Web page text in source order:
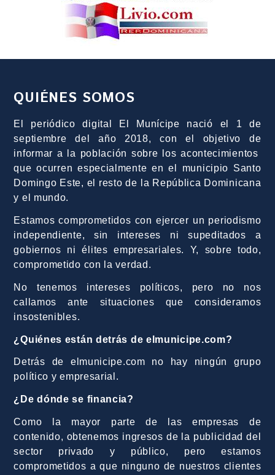
QUIÉNES SOMOS
El periódico digital El Munícipe nació el 1 de
septiembre del año 2018, con el objetivo de
informar a la población sobre los acontecimientos
que ocurren especialmente en el municipio Santo
Domingo Este, el resto de la República Dominicana
y el mundo.
Estamos comprometidos con ejercer un periodismo
independiente, sin intereses ni supeditados a
gobiernos ni élites empresariales. Y, sobre todo,
comprometido con la verdad.
No tenemos intereses políticos, pero no nos
callamos ante situaciones que consideramos
insostenibles.
¿Quiénes están detrás de elmunicipe.com?
Detrás de elmunicipe.com no hay ningún grupo
político y empresarial.
¿De dónde se financia?
Como la mayor parte de las empresas de
contenido, obtenemos ingresos de la publicidad del
sector privado y público, pero estamos
comprometidos a que ninguno de nuestros clientes